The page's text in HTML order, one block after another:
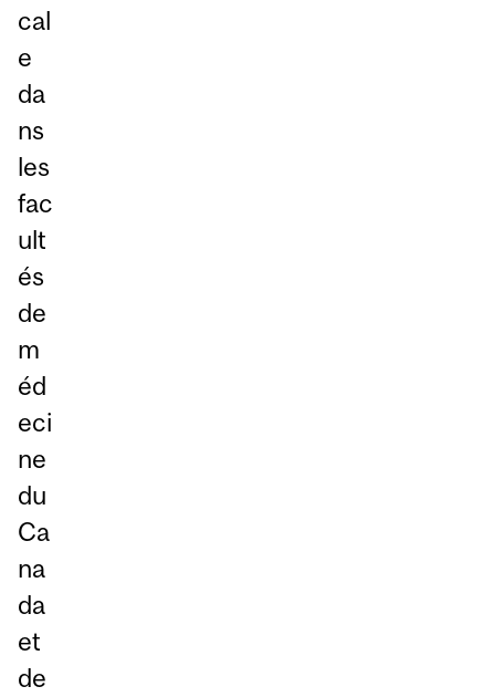
cal
e
da
ns
les
fac
ult
és
de
m
éd
eci
ne
du
Ca
na
da
et
de